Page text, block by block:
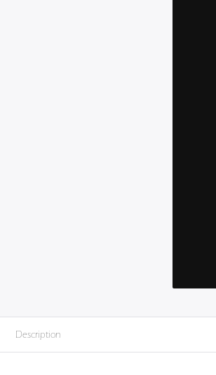
Description